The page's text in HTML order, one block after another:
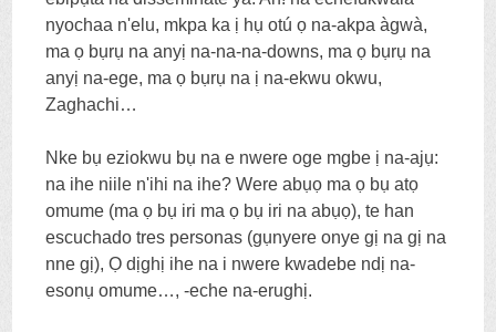
nyochaa n'elu, mkpa ka ị hụ otú ọ na-akpa àgwà,
ma ọ bụrụ na anyị na-na-na-downs, ma ọ bụrụ na
anyị na-ege, ma ọ bụrụ na ị na-ekwu okwu,
Zaghachi…
Nke bụ eziokwu bụ na e nwere oge mgbe ị na-ajụ:
na ihe niile n'ihi na ihe? Were abụọ ma ọ bụ atọ
omume (ma ọ bụ iri ma ọ bụ iri na abụọ),te han
escuchado tres personas (gụnyere onye gị na gị na
nne gị), Ọ dịghị ihe na i nwere kwadebe ndị na-
esonụ omume…, -eche na-erughị.